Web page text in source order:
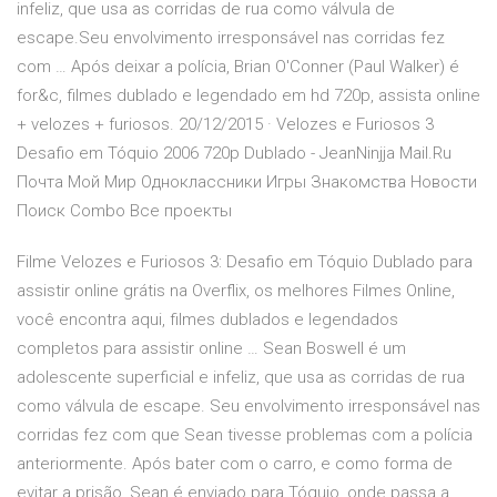
infeliz, que usa as corridas de rua como válvula de
escape.Seu envolvimento irresponsável nas corridas fez
com … Após deixar a polícia, Brian O'Conner (Paul Walker) é
for&c, filmes dublado e legendado em hd 720p, assista online
+ velozes + furiosos. 20/12/2015 · Velozes e Furiosos 3
Desafio em Tóquio 2006 720p Dublado - JeanNinjja Mail.Ru
Почта Мой Мир Одноклассники Игры Знакомства Новости
Поиск Combo Все проекты
Filme Velozes e Furiosos 3: Desafio em Tóquio Dublado para
assistir online grátis na Overflix, os melhores Filmes Online,
você encontra aqui, filmes dublados e legendados
completos para assistir online … Sean Boswell é um
adolescente superficial e infeliz, que usa as corridas de rua
como válvula de escape. Seu envolvimento irresponsável nas
corridas fez com que Sean tivesse problemas com a polícia
anteriormente. Após bater com o carro, e como forma de